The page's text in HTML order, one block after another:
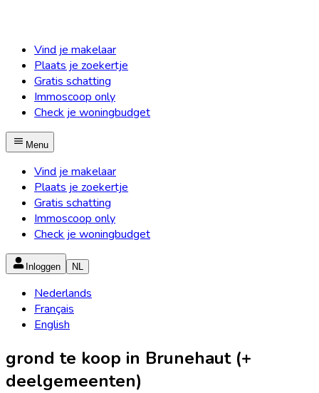
Vind je makelaar
Plaats je zoekertje
Gratis schatting
Immoscoop only
Check je woningbudget
Menu
Vind je makelaar
Plaats je zoekertje
Gratis schatting
Immoscoop only
Check je woningbudget
Inloggen NL
Nederlands
Français
English
grond te koop in Brunehaut (+
deelgemeenten)